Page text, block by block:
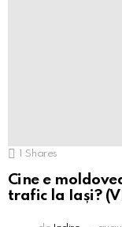
Shares
Cine e
trafic la Iași?